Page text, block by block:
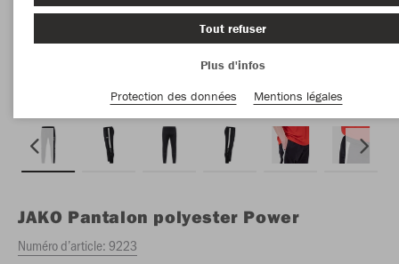
JAKO Pantalon polyester Power
Numéro d’article:9223
Tout refuser
Plus d'infos
Protection des données
Mentions légales